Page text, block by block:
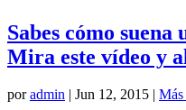
Sabes cómo
Mira este vídeo y
poradmin | Jun 12, 2015 | Más